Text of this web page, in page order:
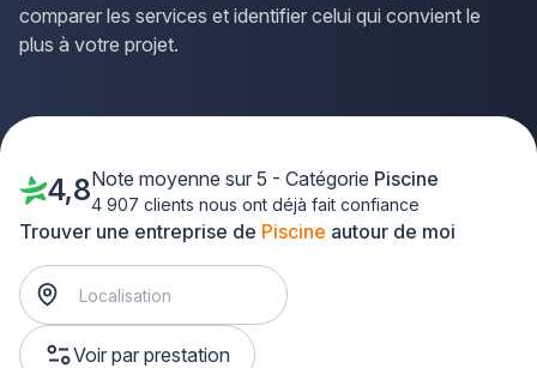
comparer les services et identifier celui qui convient le
plus à votre projet.
Trouver une entreprise de Piscine autour de moi
Voir par prestation
4,8Note moyenne sur 5 - Catégorie Piscine
4 907 clients nous ont déjà fait confiance